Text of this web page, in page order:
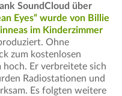
SoundCloud über
Eyes“ wurde von Billie
im Kinderzimmer
Ohne
zum kostenlosen
Er verbreitete sich
Radiostationen und
Es folgten weitere